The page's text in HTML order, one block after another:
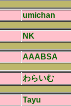
umichan
NK
AAABSA
わらいむ
Tayu